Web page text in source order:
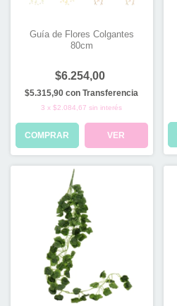
Guía de Flores Colgantes
80cm
$6.254,00
$5.315,90con Transferencia
3 x$2.084,67 sin interés
COMPRAR VER